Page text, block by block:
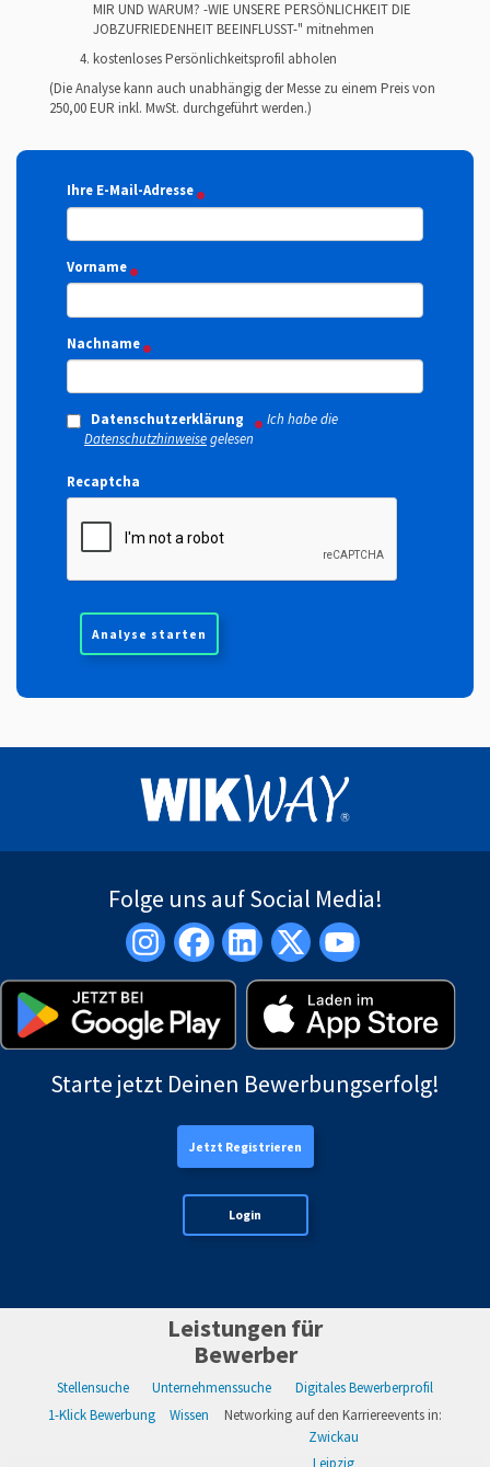
MIR UND WARUM? -WIE UNSERE PERSÖNLICHKEIT DIE
JOBZUFRIEDENHEIT BEEINFLUSST-" mitnehmen
kostenloses Persönlichkeitsprofil abholen
(Die Analyse kann auch unabhängig der Messe zu einem Preis von
250,00 EUR inkl. MwSt. durchgeführt werden.)
Ihre E-Mail-Adresse
Vorname
Nachname
Datenschutzerklärung
Ich habe die
Datenschutzhinweisegelesen
Recaptcha
Folge uns auf Social Media!
Starte jetzt Deinen Bewerbungserfolg!
Jetzt Registrieren
Login
Leistungen für
Bewerber
Stellensuche Unternehmenssuche
Digitales Bewerberprofil
1-Klick Bewerbung
Wissen
Networking auf den Karriereevents in:
Zwickau